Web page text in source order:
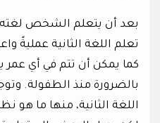
بعد أن يتعلم الشخص لغته
تعلم اللغة الثانية
كما يمكن أن تتم في أي عمر
بالضرورة منذ الطفولة.
اللغة الثانية، منها ما هو